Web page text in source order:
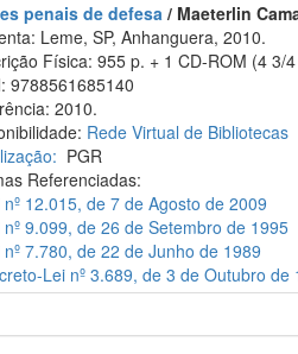
penais de defesa / Maeterlin
Leme, SP, Anhanguera, 2010.
Física: 955 p. + 1 CD-ROM (4 3/
9788561685140
2010.
Rede Virtual de Bibliotecas
PGR
Referenciadas:
nº 12.015, de 7 de Agosto de 2009
nº 9.099, de 26 de Setembro de 1995
nº 7.780, de 22 de Junho de 1989
Lei nº 3.689, de 3 de Outubro de